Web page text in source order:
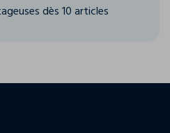
dès 10 articles